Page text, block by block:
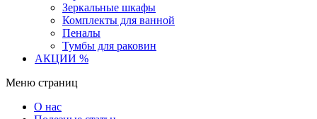
Зеркальные шкафы
Комплекты для ванной
Пеналы
Тумбы для раковин
АКЦИИ %
Меню страниц
О нас